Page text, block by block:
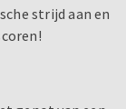
strijd aan en